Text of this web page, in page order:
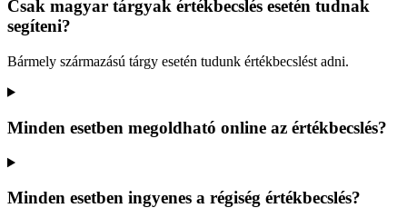
Csak magyar tárgyak értékbecslés esetén tudnak
segíteni?
Bármely származású tárgy esetén tudunk értékbecslést adni.
Minden esetben megoldható online az értékbecslés?
Minden esetben ingyenes a régiség értékbecslés?